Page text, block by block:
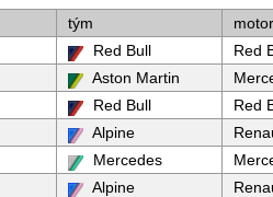
tým motor
Red Bull Red
Aston Martin
Red Bull Red
Alpine
Mercedes
Alpine